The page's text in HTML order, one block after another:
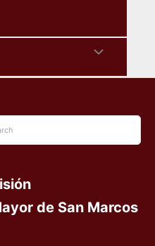
Menu
de San Marcos